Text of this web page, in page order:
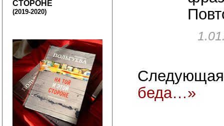
СТОРОНЕ
(2019-2020)
беда…»